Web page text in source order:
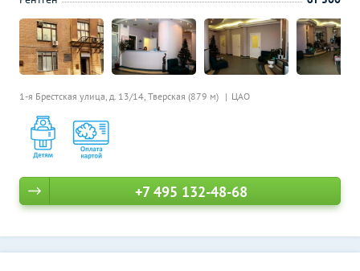
1-я Брестская улица, д. 13/14, Тверская (879 м) ЦАО
+7 495 132-48-68